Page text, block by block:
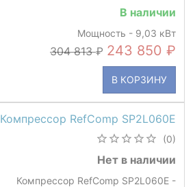
В наличии
Мощность - 9,03 кВт
304 813 243 850
В КОРЗИНУ
Компрессор RefComp SP2L060Е
(0)
Нет в наличии
Компрессор RefComp SP2L060E -